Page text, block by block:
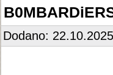
Dodano: